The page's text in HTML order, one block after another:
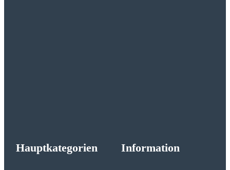
Hauptkategorien Information